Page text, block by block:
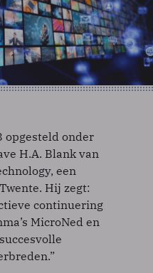
opgesteld onder
H.A. Blank van
een
Hij zegt:
continuering
MicroNed en